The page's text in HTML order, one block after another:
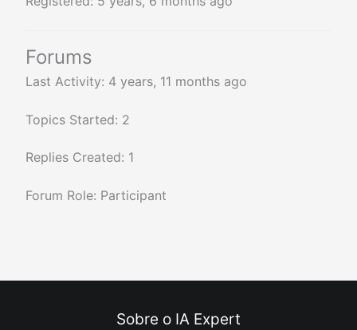
Forums
Last Activity: 4 years, 11 months ago
Topics Started: 2
Replies Created: 1
Forum Role: Participant
Sobre o IA Expert